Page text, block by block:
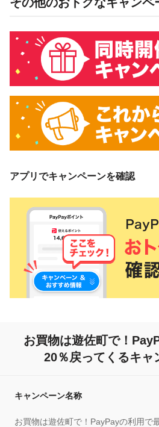
アプリでキャンペーンを確認
お買物は遊佐町で！
20％戻ってくるキャ
キャンペーン名称
お買物は遊佐町で！PayPayの利用で